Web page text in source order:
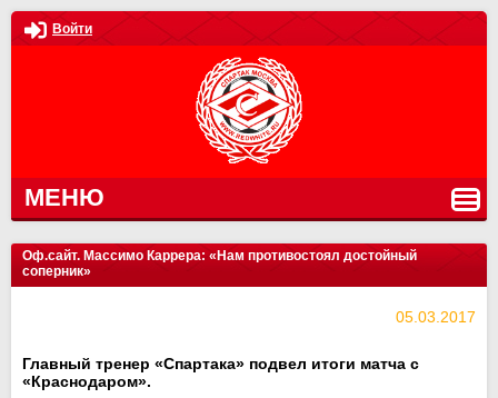
Войти
МЕНЮ
Оф.сайт. Массимо Каррера: «Нам противостоял достойный
соперник»
05.03.2017
Главный тренер «Спартака» подвел итоги матча с
«Краснодаром».